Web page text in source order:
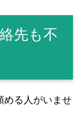
先も不
める人がいませ